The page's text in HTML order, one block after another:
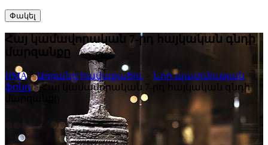
Փակել
Հայ կամավորական 7-րդ հայկական գնդի
մարզանքը
HMA>Առցանց հավաքածու
Նոր պատմության
ֆոնդ>Հայ կամավորական 7-րդ հայկական գնդի